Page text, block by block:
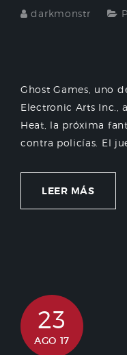
darkmonstr
Ghost Games, uno
Electronic Arts Inc.,
Heat, la próxima
contra policías. El
LEER MÁS
23
AGO 17